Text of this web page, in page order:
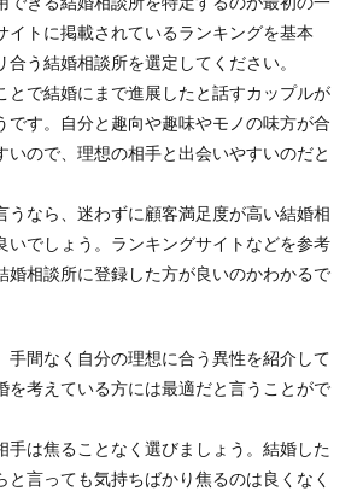
イトに掲載されているランキングを基本
う結婚相談所を選定してください。
とで結婚にまで進展したと話すカップルが
です。自分と趣向や趣味やモノの味方が合
いので、理想の相手と出会いやすいのだと
うなら、迷わずに顧客満足度が高い結婚相
いでしょう。ランキングサイトなどを参考
婚相談所に登録した方が良いのかわかるで
手間なく自分の理想に合う異性を紹介して
を考えている方には最適だと言うことがで
手は焦ることなく選びましょう。結婚した
と言っても気持ちばかり焦るのは良くなく